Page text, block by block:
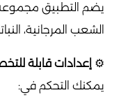
يضم التطبيق
الشعب المرجانية،
⚙️ إعدادات قابلة
يمكنك التحكم في: